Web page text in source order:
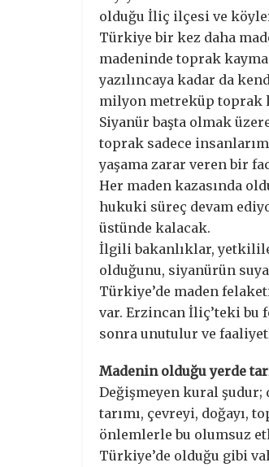
olduğu İliç ilçesi ve
Türkiye bir kez daha
madeninde toprak
yazılıncaya kadar da
milyon metreküp toprak
Siyanür başta olmak
toprak sadece
yaşama zarar veren bir
Her maden kazasında
hukuki süreç devam
üstünde kalacak.
İlgili bakanlıklar,
olduğunu, siyanürün
Türkiye’de maden
var. Erzincan İliç’teki bu
sonra unutulur ve
Madenin olduğu yerde
Değişmeyen kural
tarımı, çevreyi, doğayı,
önlemlerle bu olumsuz
Türkiye’de olduğu gibi